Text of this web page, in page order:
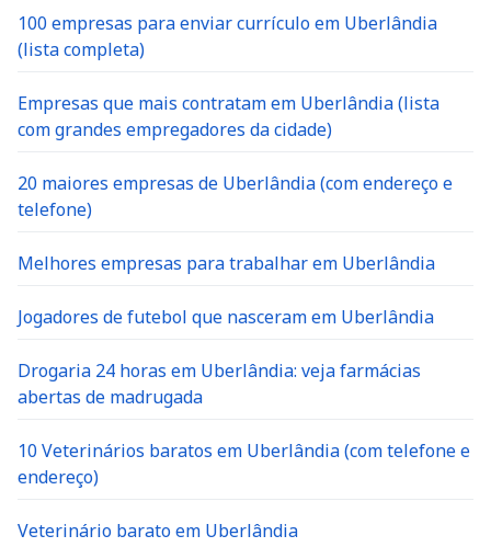
100 empresas para enviar currículo em Uberlândia
(lista completa)
Empresas que mais contratam em Uberlândia (lista
com grandes empregadores da cidade)
20 maiores empresas de Uberlândia (com endereço e
telefone)
Melhores empresas para trabalhar em Uberlândia
Jogadores de futebol que nasceram em Uberlândia
Drogaria 24 horas em Uberlândia: veja farmácias
abertas de madrugada
10 Veterinários baratos em Uberlândia (com telefone e
endereço)
Veterinário barato em Uberlândia